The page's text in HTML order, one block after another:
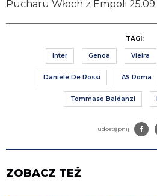
Pucharu Włoch z Empoli
TAGI:
Inter Genoa Vieira
Daniele De Rossi AS Roma
Tommaso Baldanzi
udostępnij
ZOBACZ TEŻ